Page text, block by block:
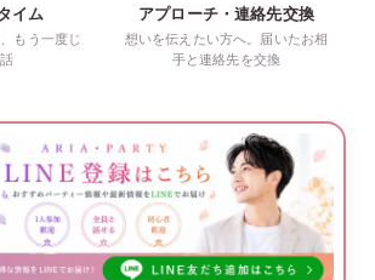
イム
もう一度じ
アプローチ・連絡先交換
想いを伝えたい方へ。届いたお相
手と連絡先を交換